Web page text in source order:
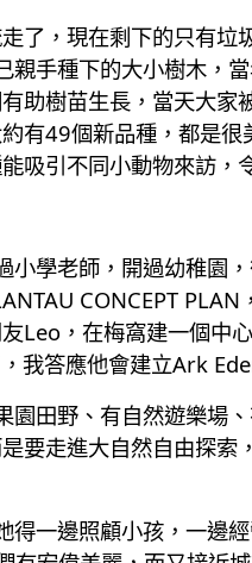
了，現在剩下的只有
親手種下的大小樹木，
助樹苗生長，當天大
有49個新品種，都是
吸引不同小動物來訪，
小學老師，開過幼稚園
CONCEPT
Leo，在梅窩建一個中
我答應他會建立Ark
園田野、有自然遊樂場
要走進大自然自由探
得一邊照顧小孩，一邊